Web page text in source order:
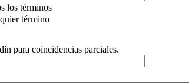
los términos
término
para coincidencias parciales.